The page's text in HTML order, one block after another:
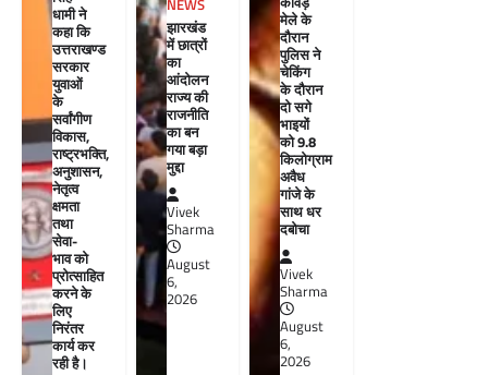
धामी ने
कहा कि
उत्तराखण्ड
सरकार
युवाओं
के
सर्वांगीण
विकास,
राष्ट्रभक्ति,
अनुशासन,
नेतृत्व
क्षमता
तथा
सेवा-
भाव को
प्रोत्साहित
करने के
लिए
निरंतर
कार्य कर
रही है।
NEWS
झारखंड
में छात्रों
का
आंदोलन
राज्य की
राजनीति
का बन
गया बड़ा
मुद्दा
Vivek
Sharma
August
6,
2026
मेले के
दौरान
पुलिस ने
चेकिंग
के दौरान
दो सगे
भाइयों
को 9.8
किलोग्राम
अवैध
गांजे के
साथ धर
दबोचा
Vivek
Sharma
August
6,
2026